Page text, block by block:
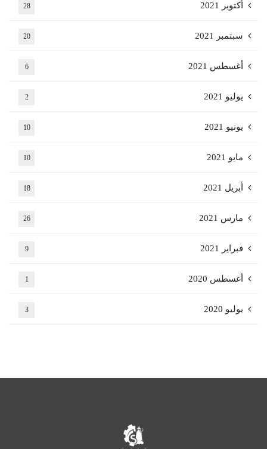
أكتوبر 2021 28
سبتمبر 2021 20
أغسطس 2021 6
يوليو 2021 2
يونيو 2021 10
مايو 2021 10
أبريل 2021 18
مارس 2021 26
فبراير 2021 9
أغسطس 2020 1
يوليو 2020 3